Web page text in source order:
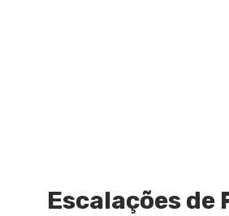
Escalações de